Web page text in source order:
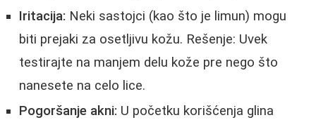
Iritacija: Neki sastojci (kao što je limun) mogu
biti prejaki za osetljivu kožu. Rešenje: Uvek
testirajte na manjem delu kože pre nego što
nanesete na celo lice.
Pogoršanje akni: U početku korišćenja glina